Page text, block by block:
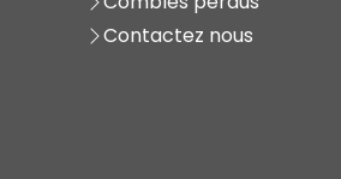
Contactez nous